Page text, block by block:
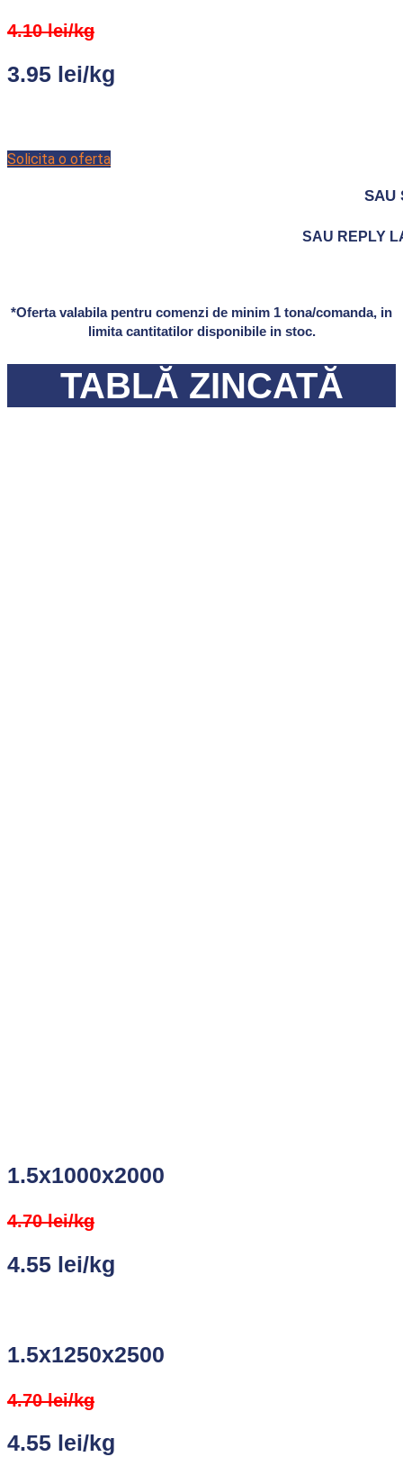
4.10 lei/kg
3.95 lei/kg
Solicita o oferta
SAU
SAU REPLY
*Oferta valabila pentru comenzi de minim 1 tona/comanda, in
limita cantitatilor disponibile in stoc.
TABLĂ ZINCATĂ
1.5x1000x2000
4.70 lei/kg
4.55 lei/kg
1.5x1250x2500
4.70 lei/kg
4.55 lei/kg